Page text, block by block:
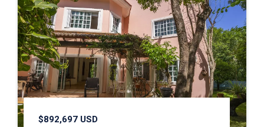
$892,697 USD